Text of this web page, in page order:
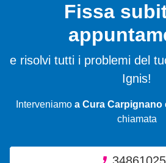
Fissa
e risolvi tutti i problemi del
Ignis!
Interveniamo a Cura Carpignano
chiamata